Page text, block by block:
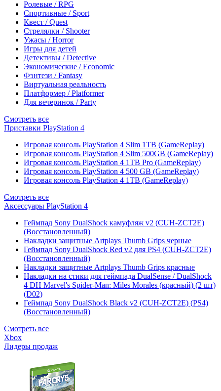
Ролевые / RPG
Спортивные / Sport
Квест / Quest
Стрелялки / Shooter
Ужасы / Horror
Игры для детей
Детективы / Detective
Экономические / Economic
Фэнтези / Fantasy
Виртуальная реальность
Платформер / Platformer
Для вечеринок / Party
Смотреть все
Приставки PlayStation 4
Игровая консоль PlayStation 4 Slim 1TB (GameReplay)
Игровая консоль PlayStation 4 Slim 500GB (GameReplay)
Игровая консоль PlayStation 4 1TB Pro (GameReplay)
Игровая консоль PlayStation 4 500 GB (GameReplay)
Игровая консоль PlayStation 4 1TB (GameReplay)
Смотреть все
Аксессуары PlayStation 4
Геймпад Sony DualShock камуфляж v2 (CUH-ZCT2E)
(Восстановленный)
Накладки защитные Artplays Thumb Grips черные
Геймпад Sony DualShock Red v2 для PS4 (CUH-ZCT2E)
(Восстановленный)
Накладки защитные Artplays Thumb Grips красные
Накладки на стики для геймпада DualSense / DualShock
4 DH Marvel's Spider-Man: Miles Morales (красный) (2 шт)
(D02)
Геймпад Sony DualShock Black v2 (CUH-ZCT2E) (PS4)
(Восстановленный)
Смотреть все
Xbox
Лидеры продаж